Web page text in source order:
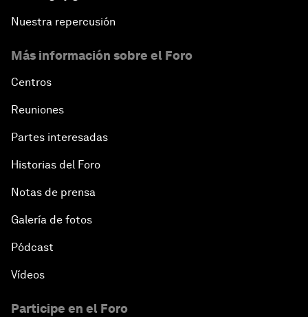
Nuestra repercusión
Más información sobre el Foro
Centros
Reuniones
Partes interesadas
Historias del Foro
Notas de prensa
Galería de fotos
Pódcast
Vídeos
Participe en el Foro